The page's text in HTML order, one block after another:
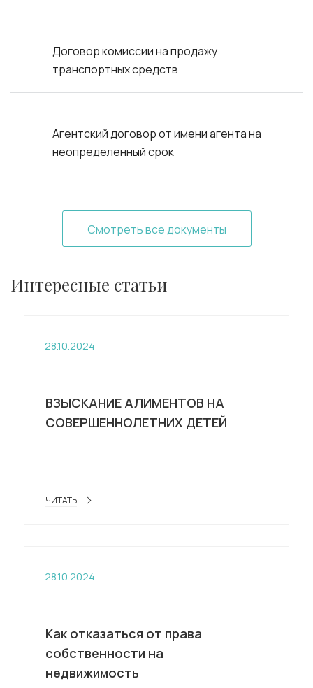
Договор комиссии на продажу
транспортных средств
Агентский договор от имени агента на
неопределенный срок
Смотреть все документы
Интересные статьи
28.10.2024
ВЗЫСКАНИЕ АЛИМЕНТОВ НА
СОВЕРШЕННОЛЕТНИХ ДЕТЕЙ
ЧИТАТЬ
28.10.2024
Как отказаться от права
собственности на
недвижимость